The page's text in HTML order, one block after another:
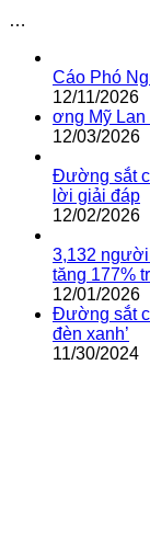
…
Cáo Phó
12/11/2026
ơng Mỹ Lan
12/03/2026
Đường sắt
lời giải đáp
12/02/2026
3,132
tăng 177%
12/01/2026
Đường sắt
đèn xanh’
11/30/2024